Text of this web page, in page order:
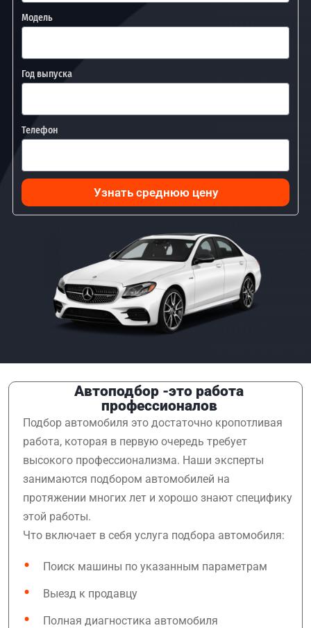
Модель
Год выпуска
Телефон
Узнать среднюю цену
Автоподбор -это работа
профессионалов
Подбор автомобиля это достаточно кропотливая
работа, которая в первую очередь требует
высокого профессионализма. Наши эксперты
занимаются подбором автомобилей на
протяжении многих лет и хорошо знают специфику
этой работы.
Что включает в себя услуга подбора автомобиля:
Поиск машины по указанным параметрам
Выезд к продавцу
Полная диагностика автомобиля